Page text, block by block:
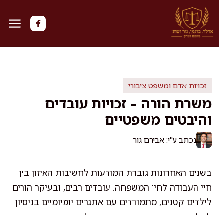
לדלג
לתוכן
זכויות אדם ומשפט ציבורי
משרת הורה – זכויות עובדים
והיבטים משפטיים
נכתב ע"י: אבירם גור
בשנים האחרונות גוברת המודעות לחשיבות האיזון בין
חיי העבודה לחיי המשפחה. עובדים רבים, ובעיקר הורים
לילדים קטנים, מתמודדים עם אתגרים יומיומיים בניסיון